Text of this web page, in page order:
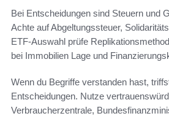
Bei Entscheidungen sind Steuern und
Achte auf Abgeltungssteuer,
ETF-Auswahl prüfe
bei Immobilien Lage und
Wenn du Begriffe verstanden hast,
Entscheidungen. Nutze
Verbraucherzentrale,